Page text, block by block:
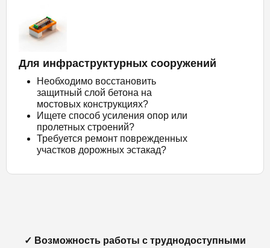
Для инфраструктурных сооружений
Необходимо восстановить
защитный слой бетона на
мостовых конструкциях?
Ищете способ усиления опор или
пролетных строений?
Требуется ремонт поврежденных
участков дорожных эстакад?
✓ Возможность работы с труднодоступными